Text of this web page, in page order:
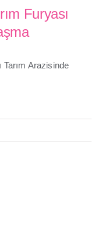
Furyası
Tarım Arazisinde